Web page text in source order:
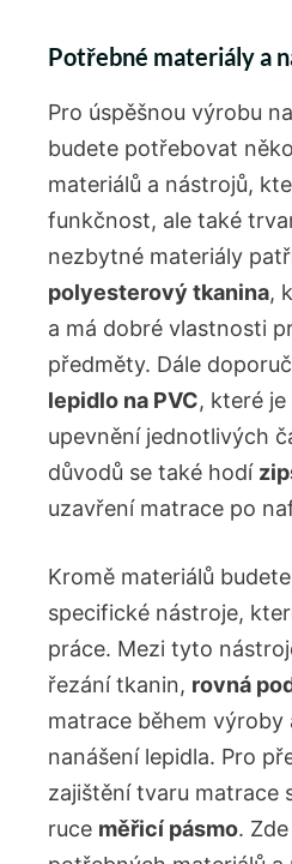
Potřebné materiály a
Pro úspěšnou výrobu
budete potřebovat
materiálů a nástrojů,
funkčnost, ale také
nezbytné materiály
polyesterový tkanina,
a má dobré vlastnosti
předměty. Dále
lepidlo na PVC, které
upevnění jednotlivých
důvodů se také hodí
uzavření matrace po
Kromě materiálů
specifické nástroje,
práce. Mezi tyto
řezání tkanin, rovná
matrace během výroby
nanášení lepidla. Pro
zajištění tvaru matrace
ruce měřicí pásmo.